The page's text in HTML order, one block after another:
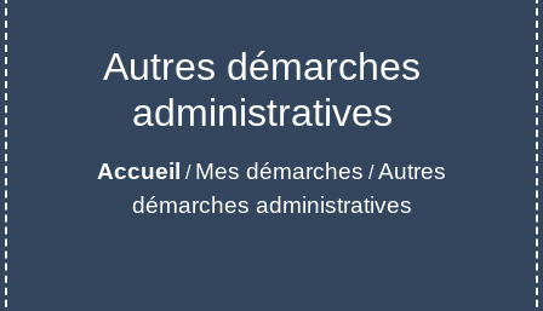
Autres démarches
administratives
Accueil / Mes démarches /Autres
démarches administratives